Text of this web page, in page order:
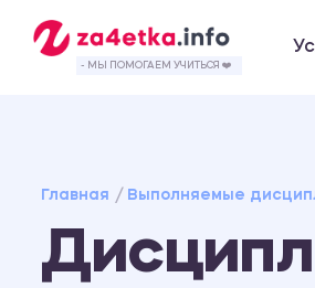
- МЫ ПОМОГАЕМ УЧИТЬСЯ ❤️
Главная Выполняемые